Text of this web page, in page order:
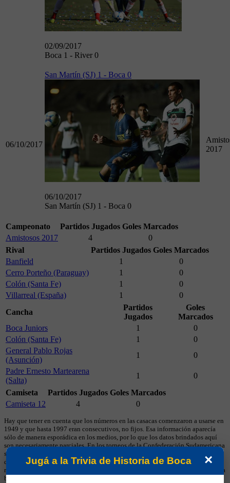
02/09/2017
Boca 1 - River 0
06/10/2017
San Martín (SJ) 1 - Boca 0
06/10/2017
San Martín (SJ) 1 - Boca 0
2017
Campeonato Partidos Jugados Goles Marcados
Amistosos 2017
4
0
Rival
Partidos Jugados Goles Marcados
Banfield
1
0
Cerro Porteño (Paraguay)
1
0
Colón (Santa Fe)
1
0
Villarreal (España)
1
0
Cancha
Partidos
Jugados
Goles
Marcados
Boca Juniors
1
0
Colón (Santa Fe)
1
0
General Pablo Rojas
(Asunción)
1
0
Padre Ernesto Martearena
(Salta)
1
0
Camiseta
Partidos Jugados Goles Marcados
Camiseta 12
4 0
Hay que tener en cuenta que los números en las casacas comenzaron a usarse en
1949 y que hasta 1997 eran consecutivos, no fijos. Esa información aparecía
sólo de manera esporádica en los medios, por lo que los datos brindados aquí
son necesariamente parciales. En los torneos de la Confederación Sudamericana
se utiliza numeración fija desde sus primeras ediciones y, cuando ese dato está
disponible, se muestra en esta sección. Estos listados no deben considerarse
récords históricos totales, sino registros limitados a la información cargada en la
base.
×
Jugá a la Trivia de Historia de Boca